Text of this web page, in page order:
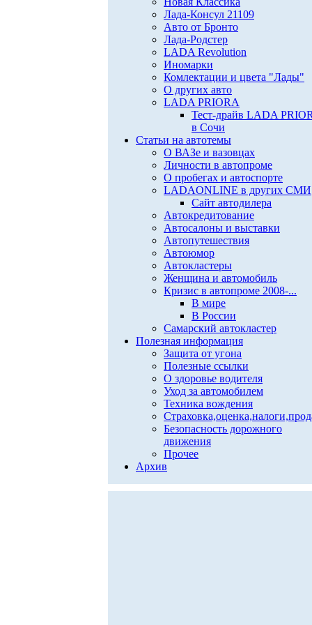
Лада-Консул 21109
Авто от Бронто
Лада-Родстер
LADA Revolution
Иномарки
Комлектации и цвета "Лады"
О других авто
LADA PRIORA
Тест-драйв LADA
в Сочи
Статьи на автотемы
О ВАЗе и вазовцах
Личности в автопроме
О пробегах и автоспорте
LADAONLINE в других СМИ
Сайт автодилера
Автокредитование
Автосалоны и выставки
Автопутешествия
Автоюмор
Автокластеры
Женщина и автомобиль
Кризис в автопроме 2008-...
В мире
В России
Самарский автокластер
Полезная информация
Защита от угона
Полезные ссылки
О здоровье водителя
Уход за автомобилем
Техника вождения
Безопасность дорожного
движения
Прочее
Архив